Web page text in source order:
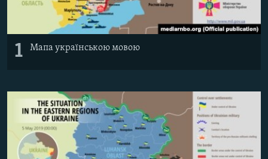
ДОЛУЧАЙСЯ!
Усі сайти RFE/RL
1 Мапа українською мовою